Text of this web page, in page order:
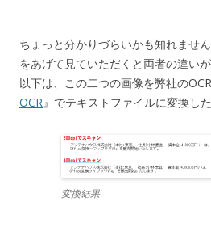
ちょっと分かりづらいかも知れませ
をあげて見ていただくと両者の違いが
以下は、この二つの画像を弊社の
OCR 』でテキストファイルに変換した
変換結果